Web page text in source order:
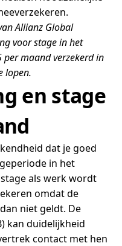
Allianz Global
voor stage in het
maand verzekerd in
lopen.
en stage
dat je goed
in het
als werk wordt
omdat de
niet geldt. De
kan duidelijkheid
contact met hen